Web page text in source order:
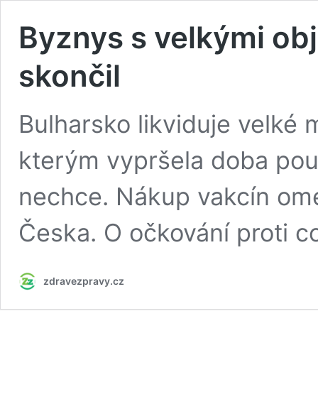
Byznys s velkými
skončil
Bulharsko likviduje velké
kterým vypršela doba
nechce. Nákup vakcín
Česka. O očkování proti
zdravezpravy.cz